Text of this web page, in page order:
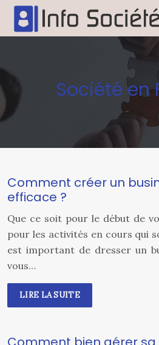
Société en
Comment créer un
efficace ?
Que ce soit pour le début de
pour les activités en cours qui
est important de dresser un
vous…
LIRE LA SUITE